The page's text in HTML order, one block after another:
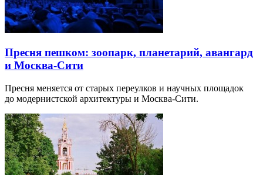
Пресня пешком: зоопарк, планетарий, авангард
и Москва-Сити
Пресня меняется от старых переулков и научных площадок
до модернистской архитектуры и Москва-Сити.